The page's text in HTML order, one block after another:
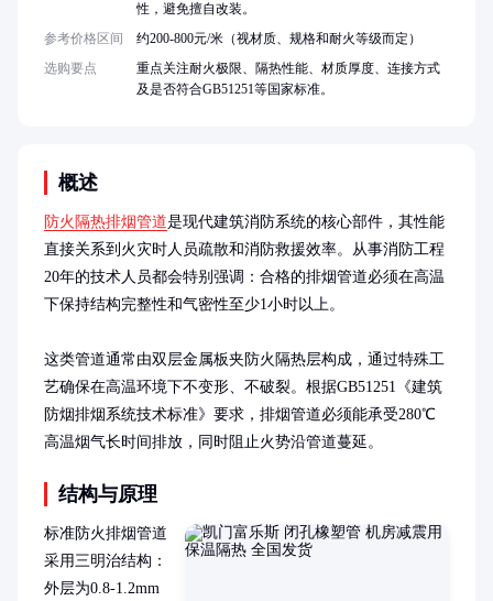
概述
防火隔热排烟管道是现代建筑消防系统的核心部件，其性能
直接关系到火灾时人员疏散和消防救援效率。从事消防工程
20年的技术人员都会特别强调：合格的排烟管道必须在高温
下保持结构完整性和气密性至少1小时以上。
这类管道通常由双层金属板夹防火隔热层构成，通过特殊工
艺确保在高温环境下不变形、不破裂。根据GB51251《建筑
防烟排烟系统技术标准》要求，排烟管道必须能承受280℃
高温烟气长时间排放，同时阻止火势沿管道蔓延。
结构与原理
标准防火排烟管道
采用三明治结构：
外层为0.8-1.2mm
性，避免擅自改装。
参考价格区间
约200-800元/米（视材质、规格和耐火等级而定）
选购要点
重点关注耐火极限、隔热性能、材质厚度、连接方式
及是否符合GB51251等国家标准。